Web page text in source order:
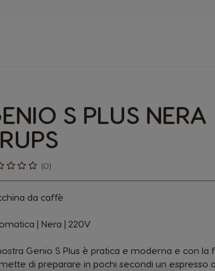
S PLUS NERA
(0)
da caffè
| Nera | 220V
Genio S Plus è pratica e moderna e con la
di preparare in pochi secondi un espresso